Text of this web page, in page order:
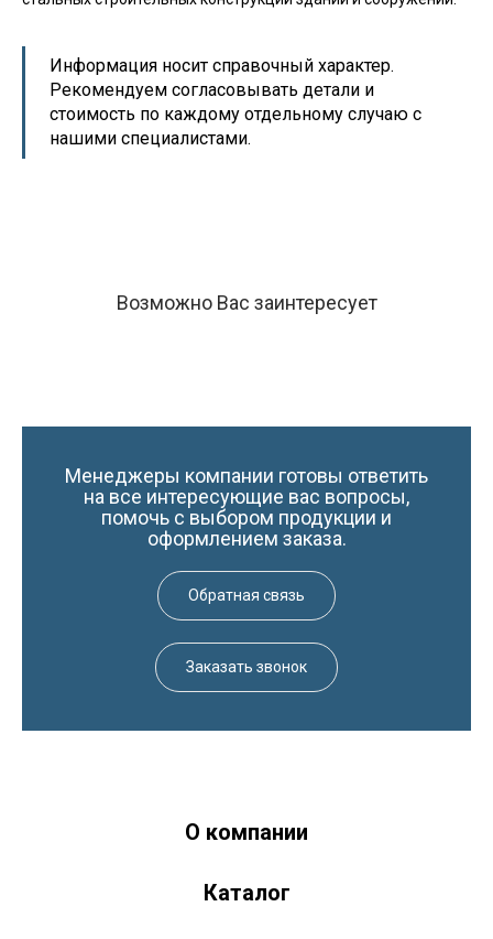
Информация носит справочный характер.
Рекомендуем согласовывать детали и
стоимость по каждому отдельному случаю с
нашими специалистами.
Возможно Вас заинтересует
Менеджеры компании готовы ответить
на все интересующие вас вопросы,
помочь с выбором продукции и
оформлением заказа.
Обратная связь
Заказать звонок
О компании
Каталог